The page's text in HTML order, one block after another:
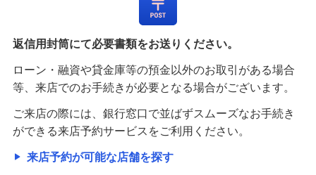
返信用封筒にて必要書類をお送りください。
ローン・融資や貸金庫等の預金以外のお取引がある場合
等、来店でのお手続きが必要となる場合がございます。
ご来店の際には、銀行窓口で並ばずスムーズなお手続き
ができる来店予約サービスをご利用ください。
来店予約が可能な店舗を探す